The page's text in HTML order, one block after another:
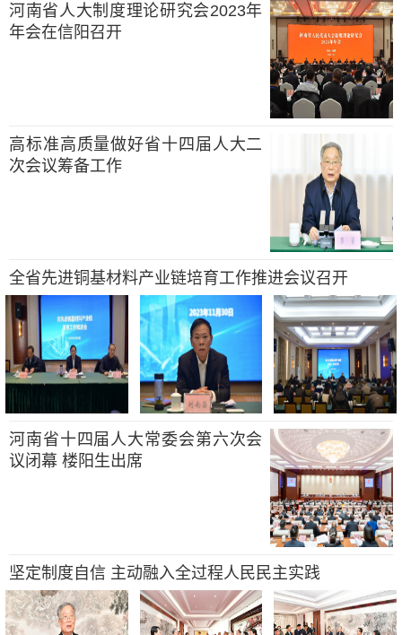
河南省人大制度理论研究会2023年
年会在信阳召开
高标准高质量做好省十四届人大二
次会议筹备工作
全省先进铜基材料产业链培育工作推进会议召开
河南省十四届人大常委会第六次会
议闭幕 楼阳生出席
坚定制度自信 主动融入全过程人民民主实践